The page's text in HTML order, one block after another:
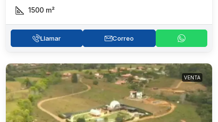
1500 m²
Llamar Correo
VENTA